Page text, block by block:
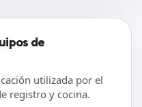
de
utilizada por el
registro y cocina.